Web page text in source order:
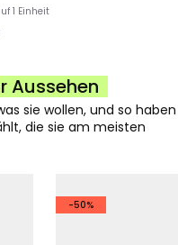
Aussehen
sie wollen, und so haben
die sie am meisten
-50%